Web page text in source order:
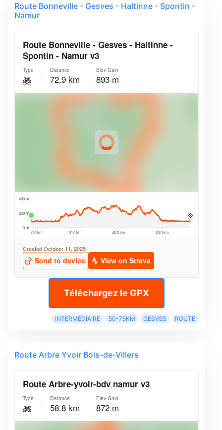
Route Bonneville - Gesves - Haltinne - Spontin -
Namur
Téléchargez le GPX
INTERMÉDIAIRE 50-75KM GESVES ROUTE
Route Arbre Yvoir Bois-de-Villers